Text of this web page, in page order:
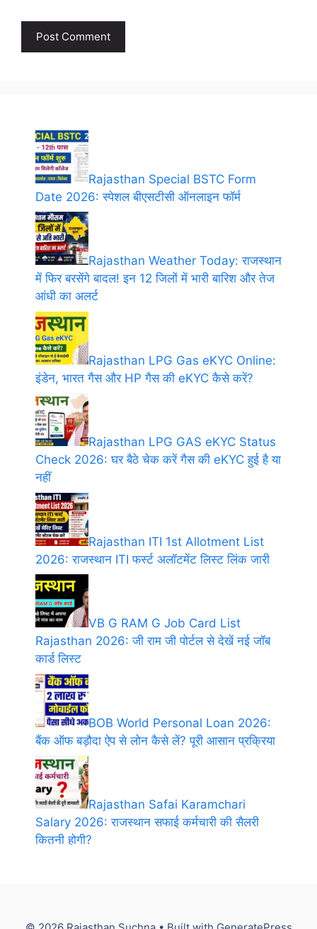
Rajasthan Special BSTC Form
Date 2026: स्पेशल बीएसटीसी ऑनलाइन फॉर्म
Rajasthan Weather Today: राजस्थान
में फिर बरसेंगे बादल! इन 12 जिलों में भारी बारिश और तेज
आंधी का अलर्ट
Rajasthan LPG Gas eKYC Online:
इंडेन, भारत गैस और HP गैस की eKYC कैसे करें?
Rajasthan LPG GAS eKYC Status
Check 2026: घर बैठे चेक करें गैस की eKYC हुई है या
नहीं
Rajasthan ITI 1st Allotment List
2026: राजस्थान ITI फर्स्ट अलॉटमेंट लिस्ट लिंक जारी
VB G RAM G Job Card List
Rajasthan 2026: जी राम जी पोर्टल से देखें नई जॉब
कार्ड लिस्ट
BOB World Personal Loan 2026:
बैंक ऑफ बड़ौदा ऐप से लोन कैसे लें? पूरी आसान प्रक्रिया
Rajasthan Safai Karamchari
Salary 2026: राजस्थान सफाई कर्मचारी की सैलरी
कितनी होगी?